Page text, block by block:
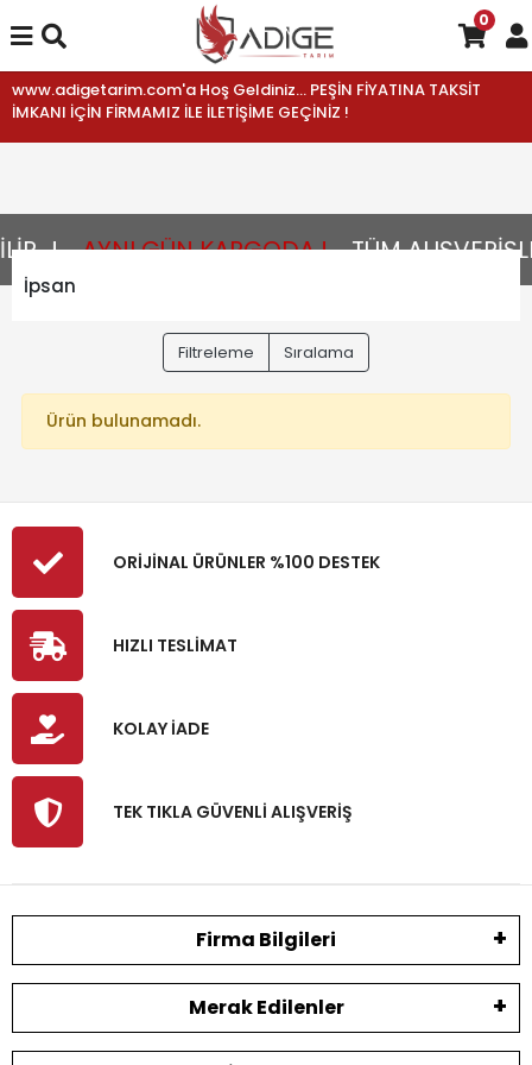
www.adigetarim.com'a Hoş Geldiniz... PEŞİN FİYATINA TAKSİT
İMKANI İÇİN FİRMAMIZ İLE İLETİŞİME GEÇİNİZ !
AYNI GÜN KARGODA ! TÜM
0
İpsan
Filtreleme Sıralama
Ürün bulunamadı.
ORİJİNAL ÜRÜNLER %100 DESTEK
HIZLI TESLİMAT
KOLAY İADE
TEK TIKLA GÜVENLİ ALIŞVERİŞ
Firma Bilgileri
Merak Edilenler